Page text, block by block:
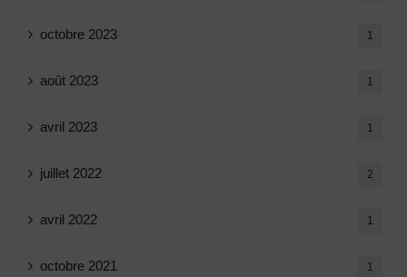
octobre 2023 1
août 2023 1
avril 2023 1
juillet 2022 2
avril 2022 1
octobre 2021 1